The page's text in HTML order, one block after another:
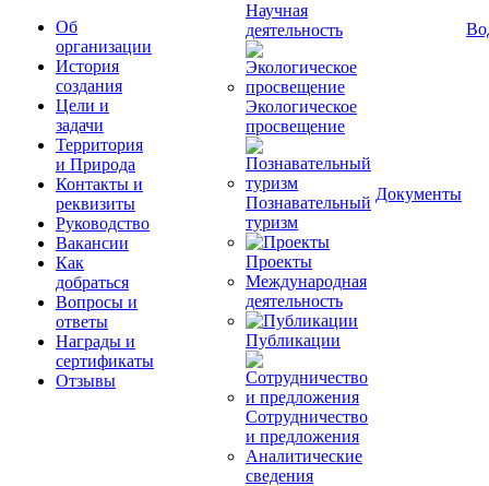
Об
организации
История
создания
Цели и
задачи
Территория
и Природа
Контакты и
реквизиты
Руководство
Вакансии
Как
добраться
Вопросы и
ответы
Награды и
сертификаты
Отзывы
Научная
деятельность
Экологическое
просвещение
Познавательный
туризм
Проекты
Международная
деятельность
Публикации
Сотрудничество
и предложения
Аналитические
сведения
Документы